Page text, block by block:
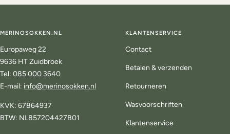
MERINOSOKKEN.NL
Europaweg 22
9636 HT Zuidbroek
Tel: 085 000 3640
E-mail: info@merinosokken.nl
KVK: 67864937
BTW: NL857204427B01
KLANTENSERVICE
Contact
Betalen & verzenden
Retourneren
Wasvoorschriften
Klantenservice